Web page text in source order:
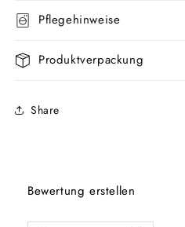
Pflegehinweise
Produktverpackung
Share
Bewertung erstellen